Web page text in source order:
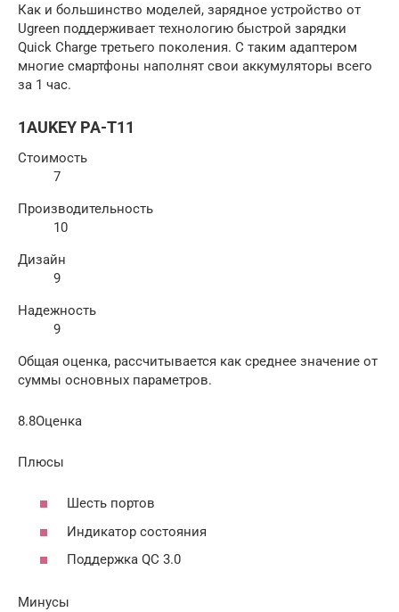
Как и большинство моделей, зарядное устройство от
Ugreen поддерживает технологию быстрой зарядки
Quick Charge третьего поколения. С таким адаптером
многие смартфоны наполнят свои аккумуляторы всего
за 1 час.
1AUKEY PA-T11
Стоимость
7
Производительность
10
Дизайн
9
Надежность
9
Общая оценка, рассчитывается как среднее значение от
суммы основных параметров.
8.8Оценка
Плюсы
Шесть портов
Индикатор состояния
Поддержка QC 3.0
Минусы